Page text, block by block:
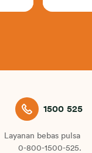
1500 525
Layanan bebas pulsa
0-800-1500-525.